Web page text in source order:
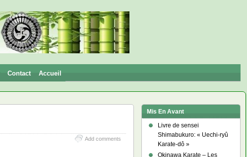
Contact Accueil
Add comments
Mis En Avant
Livre de sensei
Shimabukuro: « Uechi-ryû
Karate-dô »
Okinawa Karate – Les